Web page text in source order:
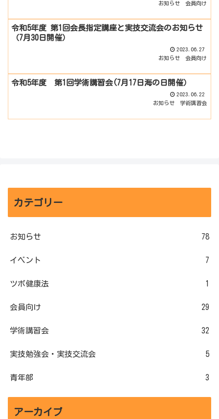
お知らせ
会員向け
令和5年度 第1回会長指定講座と実技交流会のお知らせ
（7月30日開催）
2023.06.27
お知らせ
会員向け
令和5年度 第1回学術講習会(7月17日海の日開催）
2023.06.22
お知らせ
学術講習会
カテゴリー
お知らせ 78
イベント 7
ツボ健康法 1
会員向け 29
学術講習会 32
実技勉強会・実技交流会 5
青年部 3
アーカイブ